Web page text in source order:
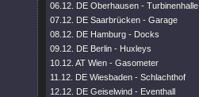
06.12. DE Oberhausen - Turbinenhalle
07.12. DE Saarbrücken - Garage
08.12. DE Hamburg - Docks
09.12. DE Berlin - Huxleys
10.12. AT Wien - Gasometer
11.12. DE Wiesbaden - Schlachthof
12.12. DE Geiselwind - Eventhall